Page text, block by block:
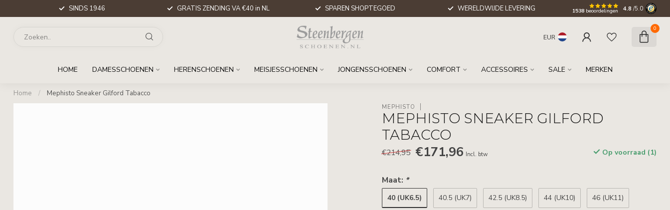
SINDS 1946 GRATIS ZENDING VA €40 in NL SPAREN SHOPTEGOED WERELDWIJDE LEVERING 1538 beoordelingen 4.8 /5.0
EUR
0
HOME DAMESSCHOENEN HERENSCHOENEN MEISJESSCHOENEN JONGENSSCHOENEN COMFORT ACCESSOIRES SALE MERKEN
Home / Mephisto Sneaker Gilford Tabacco
MEPHISTO
MEPHISTO SNEAKER GILFORD
TABACCO
€214,95 €171,96 Incl. btw Op voorraad (1)
Maat: *
40 (UK6.5) 40.5 (UK7) 42.5 (UK8.5) 44 (UK10) 46 (UK11)